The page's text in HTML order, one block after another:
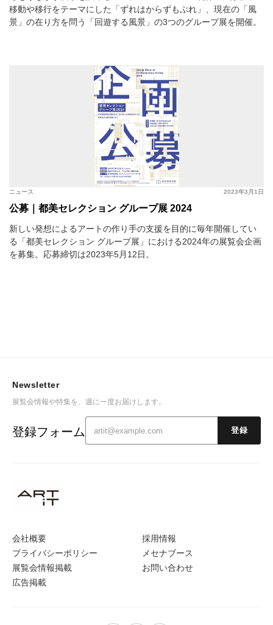
移動や移行をテーマにした「ずれはからずもぶれ」、現在の「風
景」の在り方を問う「回遊する風景」の3つのグループ展を開催。
2023年3月1日
ニュース
公募｜都美セレクション グループ展 2024
新しい発想によるアートの作り手の支援を目的に毎年開催してい
る「都美セレクション グループ展」における2024年の展覧会企画
を募集。応募締切は2023年5月12日。
会社概要
プライバシーポリシー
展覧会情報掲載
広告掲載
採用情報
メセナブース
お問い合わせ
Newsletter
展覧会情報や特集を、週に一度お届けします。
登録フォーム 登録